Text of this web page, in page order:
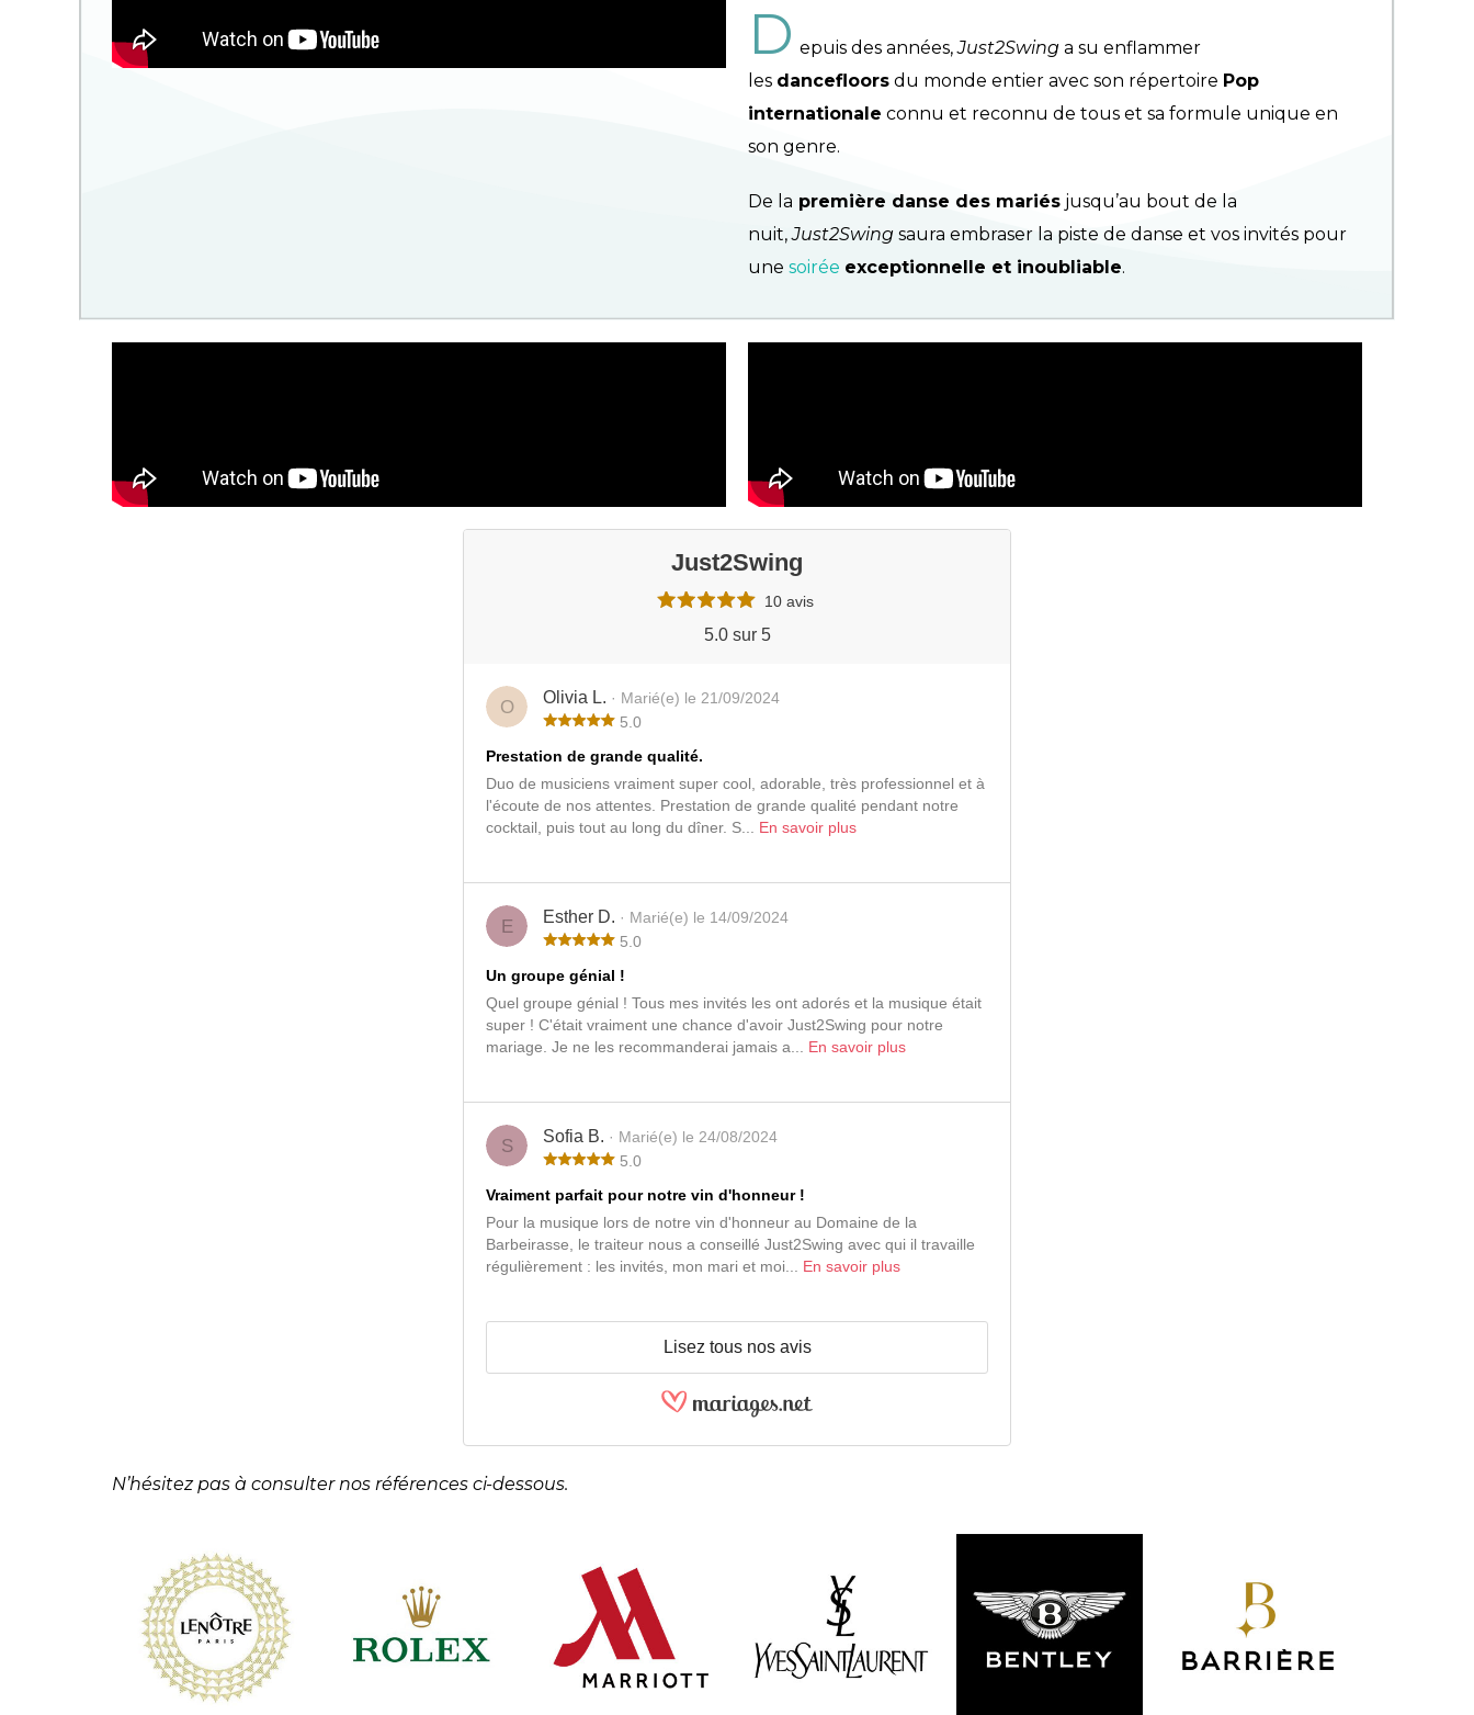
D epuis des années,Just2Swing a su enflammer
les dancefloors du monde entier avec son répertoire Pop
internationale connu et reconnu de tous et sa formule unique en
son genre.
De la première danse des mariés jusqu’au bout de la
nuit,Just2Swing saura embraser la piste de danse et vos invités pour
une soirée exceptionnelle et inoubliable.
Just2Swing
10 avis
5.0 sur 5
O Olivia L. · Marié(e) le 21/09/2024
5.0
Prestation de grande qualité.
Duo de musiciens vraiment super cool, adorable, très professionnel et à
l'écoute de nos attentes. Prestation de grande qualité pendant notre
cocktail, puis tout au long du dîner. S... En savoir plus
E Esther D. · Marié(e) le 14/09/2024
5.0
Un groupe génial !
Quel groupe génial ! Tous mes invités les ont adorés et la musique était
super ! C'était vraiment une chance d'avoir Just2Swing pour notre
mariage. Je ne les recommanderai jamais a... En savoir plus
S Sofia B. · Marié(e) le 24/08/2024
5.0
Vraiment parfait pour notre vin d'honneur !
Pour la musique lors de notre vin d'honneur au Domaine de la
Barbeirasse, le traiteur nous a conseillé Just2Swing avec qui il travaille
régulièrement : les invités, mon mari et moi... En savoir plus
Lisez tous nos avis
N’hésitez pas à consulter nos références ci-dessous.